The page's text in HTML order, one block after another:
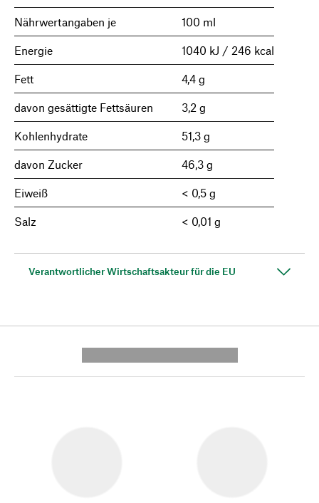
Nährwertangaben je 100 ml
Energie 1040 kJ / 246 kcal
Fett 4,4 g
davon gesättigte Fettsäuren 3,2 g
Kohlenhydrate 51,3 g
davon Zucker 46,3 g
Eiweiß < 0,5 g
Salz < 0,01 g
Verantwortlicher Wirtschaftsakteur für die EU